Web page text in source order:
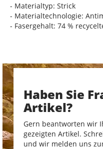
- Materialtyp: Strick
- Materialtechnologie:
- Fasergehalt: 74 %
Haben Sie
Artikel?
Gern beantworten wir
gezeigten Artikel.
und wir melden uns